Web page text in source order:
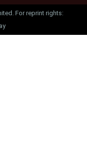
For reprint rights: